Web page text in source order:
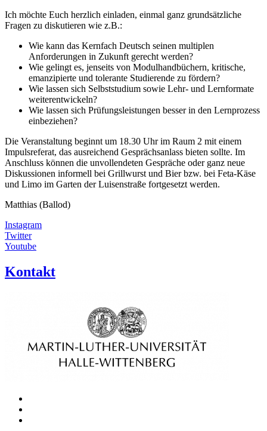
Ich möchte Euch herzlich einladen, einmal ganz grundsätzliche
Fragen zu diskutieren wie z.B.:
Wie kann das Kernfach Deutsch seinen multiplen
Anforderungen in Zukunft gerecht werden?
Wie gelingt es, jenseits von Modulhandbüchern, kritische,
emanzipierte und tolerante Studierende zu fördern?
Wie lassen sich Selbststudium sowie Lehr- und Lernformate
weiterentwickeln?
Wie lassen sich Prüfungsleistungen besser in den Lernprozess
einbeziehen?
Die Veranstaltung beginnt um 18.30 Uhr im Raum 2 mit einem
Impulsreferat, das ausreichend Gesprächsanlass bieten sollte. Im
Anschluss können die unvollendeten Gespräche oder ganz neue
Diskussionen informell bei Grillwurst und Bier bzw. bei Feta-Käse
und Limo im Garten der Luisenstraße fortgesetzt werden.
Matthias (Ballod)
Instagram
Twitter
Youtube
Kontakt